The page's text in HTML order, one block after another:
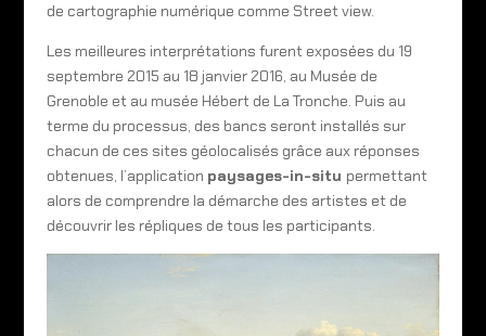
de cartographie numérique comme Street view.
Les meilleures interprétations furent exposées du 19
septembre 2015 au 18 janvier 2016, au Musée de
Grenoble et au musée Hébert de La Tronche. Puis au
terme du processus, des bancs seront installés sur
chacun de ces sites géolocalisés grâce aux réponses
obtenues, l’application paysages-in-situ permettant
alors de comprendre la démarche des artistes et de
découvrir les répliques de tous les participants.